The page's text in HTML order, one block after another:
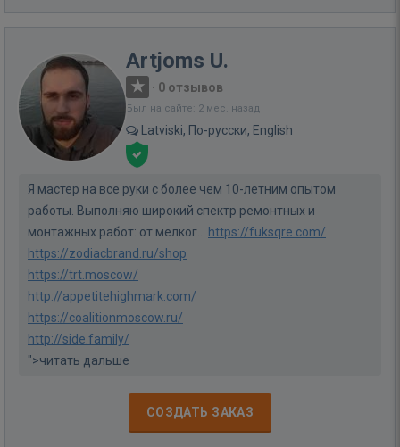
Artjoms U.
· 0 отзывов
Был на сайте: 2 мес. назад
Latviski, По-русски, English
Я мастер на все руки с более чем 10-летним опытом
работы. Выполняю широкий спектр ремонтных и
монтажных работ: от мелког... https://fuksqre.com/
https://zodiacbrand.ru/shop
https://trt.moscow/
http://appetitehighmark.com/
https://coalitionmoscow.ru/
http://side.family/
">читать дальше
СОЗДАТЬ ЗАКАЗ